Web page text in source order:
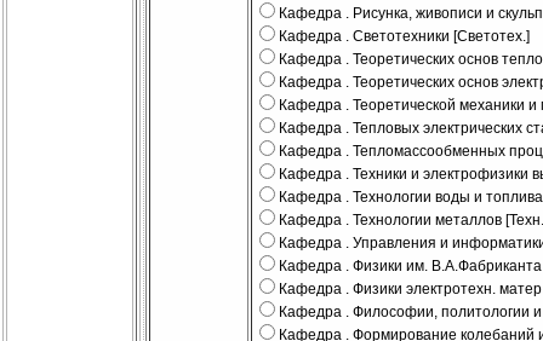
Кафедра . Рисунка, живописи и
Кафедра . Светотехники [Светотех.]
Кафедра . Теоретических основ
Кафедра . Теоретических основ
Кафедра . Теоретической механики и
Кафедра . Тепловых электрических
Кафедра . Тепломассообменных
Кафедра . Техники и электрофизики
Кафедра . Технологии воды и
Кафедра . Технологии металлов
Кафедра . Управления и
Кафедра . Физики им.
Кафедра . Физики электротехн.
Кафедра . Философии, политологии
Кафедра . Формирование колебаний